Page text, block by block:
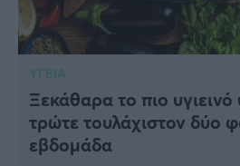
ΥΓΕΙΑ
Ξεκάθαρα το πιο
τρώτε τουλάχιστον δύο
εβδομάδα